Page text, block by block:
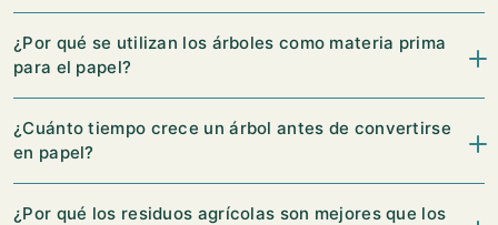
¿Por qué se utilizan los árboles como materia prima
para el papel?
¿Cuánto tiempo crece un árbol antes de convertirse
en papel?
¿Por qué los residuos agrícolas son mejores que los